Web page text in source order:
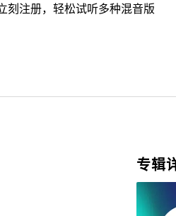
刻注册，轻松试听多种混音版
专辑